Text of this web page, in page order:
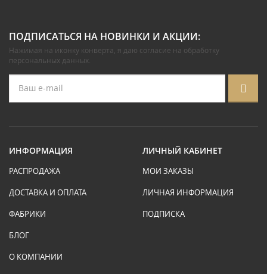
ПОДПИСАТЬСЯ НА НОВИНКИ И АКЦИИ:
Нажимая на иконку конверта, я даю согласие на обработку
персональных данных.
ИНФОРМАЦИЯ
РАСПРОДАЖА
ДОСТАВКА И ОПЛАТА
ФАБРИКИ
БЛОГ
О КОМПАНИИ
ЛИЧНЫЙ КАБИНЕТ
МОИ ЗАКАЗЫ
ЛИЧНАЯ ИНФОРМАЦИЯ
ПОДПИСКА